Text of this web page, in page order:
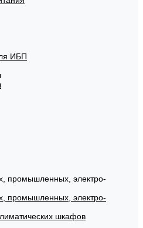
ИБП
промышленных, электро-
промышленных, электро-
шкафов